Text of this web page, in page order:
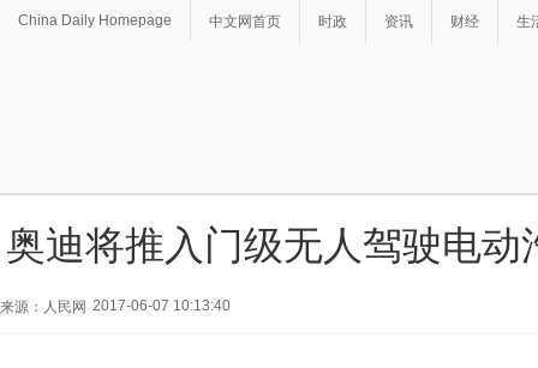
China Daily Homepage 中文网首页 时政 资讯 财经 生
奥迪将推入门级无人驾驶电动
来源：人民网 2017-06-07 10:13:40